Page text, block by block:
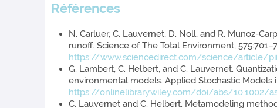
Références
N. Carluer, C. Lauvernet, D. Noll, and R. Munoz-
runoff. Science of The Total Environment,
https://www.sciencedirect.com/science/article/
G. Lambert, C. Helbert, and C. Lauvernet.
environmental models. Applied Stochastic Models
https://onlinelibrary.wiley.com/doi/abs/10.1002/
C. Lauvernet and C. Helbert. Metamodeling